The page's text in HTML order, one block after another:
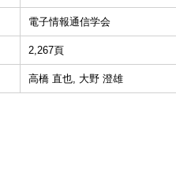
電子情報通信学会
2,267頁
高橋 直也, 大野 澄雄